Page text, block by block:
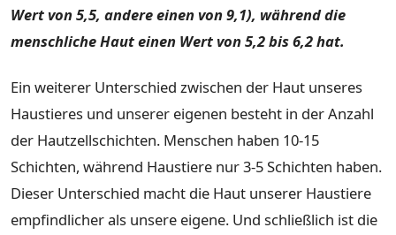
Wert von 5,5, andere einen von 9,1), während die
menschliche Haut einen Wert von 5,2 bis 6,2 hat.
Ein weiterer Unterschied zwischen der Haut unseres
Haustieres und unserer eigenen besteht in der Anzahl
der Hautzellschichten. Menschen haben 10-15
Schichten, während Haustiere nur 3-5 Schichten haben.
Dieser Unterschied macht die Haut unserer Haustiere
empfindlicher als unsere eigene. Und schließlich ist die